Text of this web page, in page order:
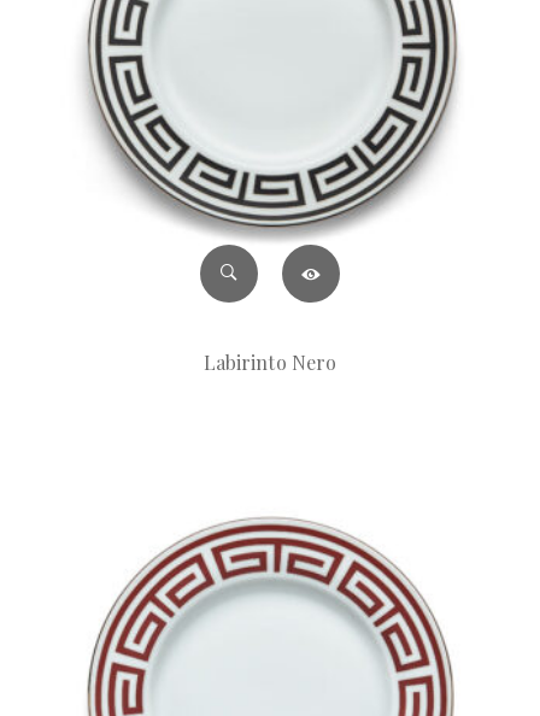
Labirinto Nero